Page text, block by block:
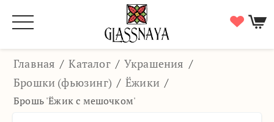
Главная / Каталог / Украшения /
Брошки (фьюзинг) / Ёжики /
Брошь 'Ёжик с мешочком'